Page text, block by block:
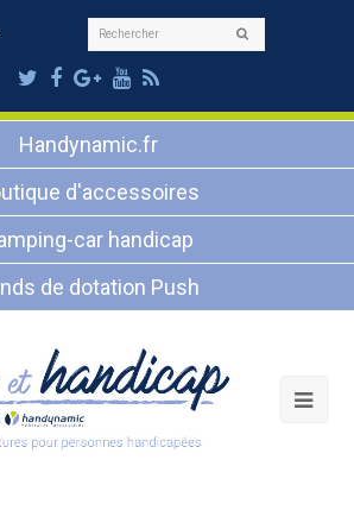
Rechercher
Twitter
Facebook
Google
Plus
Youtube
RSS
Handynamic.fr
d'accessoires
car handicap
de dotation Push